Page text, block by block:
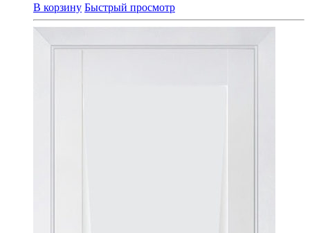
В корзину Быстрый просмотр